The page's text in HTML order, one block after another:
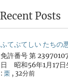
Recent Posts
ふてぶてしい たちの
免許番号 第
日 昭和56年1月17日
: 栗 , 32分前